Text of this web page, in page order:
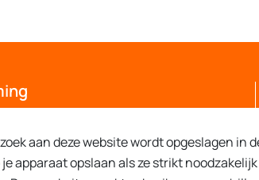
aan deze website wordt opgeslagen in
apparaat opslaan als ze strikt
vormingspartners